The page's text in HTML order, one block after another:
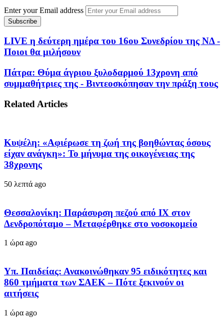
Enter your Email address
LIVE η δεύτερη ημέρα του 16ου Συνεδρίου της ΝΔ -
Ποιοι θα μιλήσουν
Πάτρα: Θύμα άγριου ξυλοδαρμού 13χρονη από
συμμαθήτριες της - Βιντεοσκόπησαν την πράξη τους
Related Articles
Κυψέλη: «Αφιέρωσε τη ζωή της βοηθώντας όσους
είχαν ανάγκη»: Το μήνυμα της οικογένειας της
38χρονης
50 λεπτά ago
Θεσσαλονίκη: Παράσυρση πεζού από ΙΧ στον
Δενδροπόταμο – Μεταφέρθηκε στο νοσοκομείο
1 ώρα ago
Υπ. Παιδείας: Ανακοινώθηκαν 95 ειδικότητες και
860 τμήματα των ΣΑΕΚ – Πότε ξεκινούν οι
αιτήσεις
1 ώρα ago